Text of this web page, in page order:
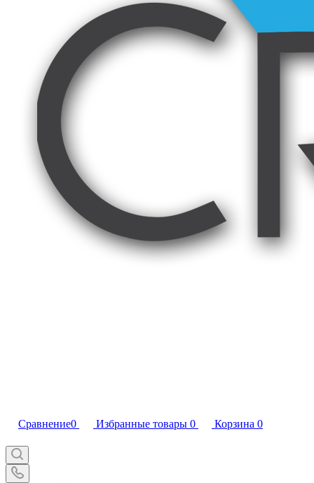
Сравнение0 Избранные товары 0 Корзина 0